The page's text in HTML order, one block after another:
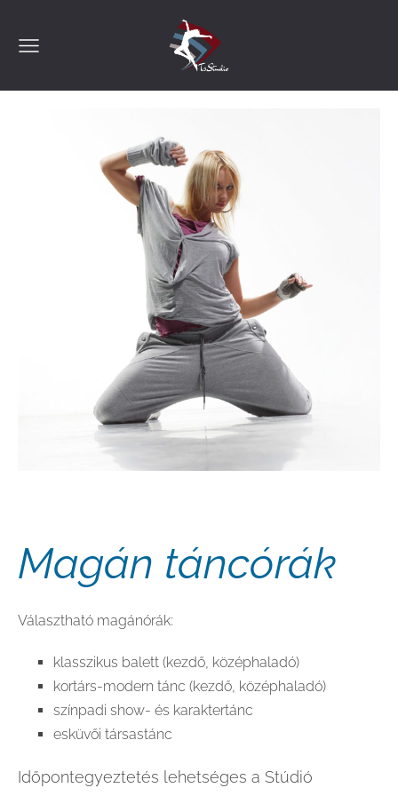
Magán táncórák
Választható magánórák:
klasszikus balett (kezdő, középhaladó)
kortárs-modern tánc (kezdő, középhaladó)
színpadi show- és karaktertánc
esküvői társastánc
Időpontegyeztetés lehetséges a Stúdió